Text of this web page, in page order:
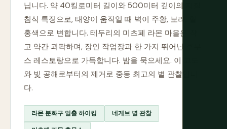
닙니다. 약 40킬로미터 길이와 500미터 깊이의 지질
침식 특징으로, 태양이 움직일 때 벽이 주황, 보라, 혈
홍색으로 변합니다. 테두리의 미츠페 라몬 마을은 작
고 약간 괴팍하며, 장인 작업장과 한 가지 뛰어난 후무
스 레스토랑으로 가득합니다. 밤을 묵으세요. 이 고도
와 빛 공해로부터의 제거로 중동 최고의 별 관찰입니
다.
라몬 분화구 일출 하이킹 네게브 별 관찰